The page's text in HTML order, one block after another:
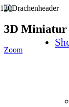
3D Miniatur
Zoom